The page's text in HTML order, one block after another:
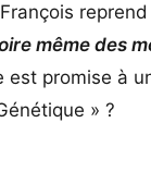
reprend
même des
est promise à
» ?